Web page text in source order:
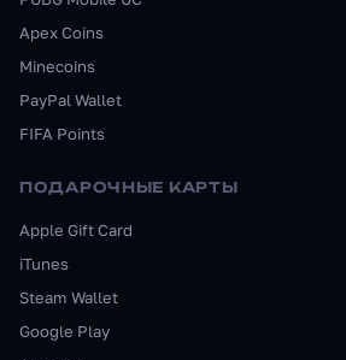
Apex Coins
Minecoins
PayPal Wallet
FIFA Points
ПОДАРОЧНЫЕ КАРТЫ
Apple Gift Card
iTunes
Steam Wallet
Google Play